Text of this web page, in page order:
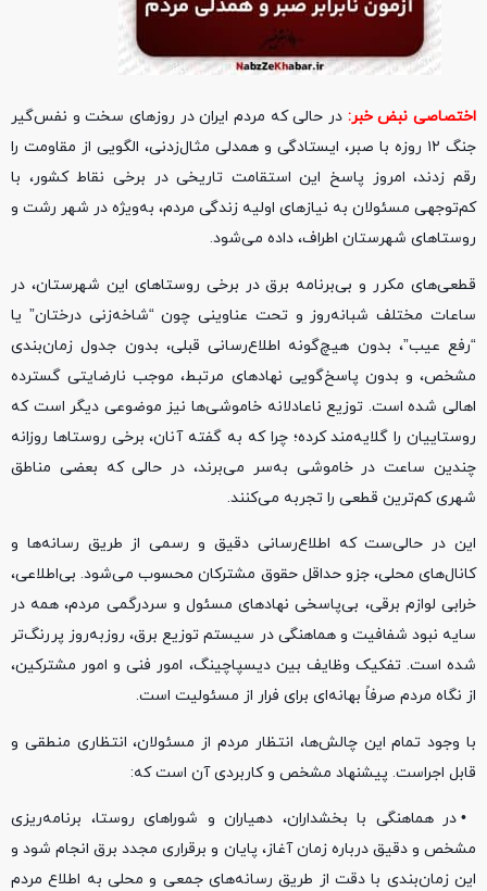
اختصاصی نبض خبر: در حالی که مردم ایران در روزهای سخت و نفس‌گیر
جنگ ۱۲ روزه با صبر، ایستادگی و همدلی مثال‌زدنی، الگویی از مقاومت را
رقم زدند، امروز پاسخ این استقامت تاریخی در برخی نقاط کشور، با
کم‌توجهی مسئولان به نیازهای اولیه زندگی مردم، به‌ویژه در شهر رشت و
روستاهای شهرستان اطراف، داده می‌شود.
قطعی‌های مکرر و بی‌برنامه برق در برخی روستاهای این شهرستان، در
ساعات مختلف شبانه‌روز و تحت عناوینی چون “شاخه‌زنی درختان” یا
“رفع عیب”، بدون هیچ‌گونه اطلاع‌رسانی قبلی، بدون جدول زمان‌بندی
مشخص، و بدون پاسخ‌گویی نهادهای مرتبط، موجب نارضایتی گسترده
اهالی شده است. توزیع ناعادلانه خاموشی‌ها نیز موضوعی دیگر است که
روستاییان را گلایه‌مند کرده؛ چرا که به گفته آنان، برخی روستاها روزانه
چندین ساعت در خاموشی به‌سر می‌برند، در حالی که بعضی مناطق
شهری کم‌ترین قطعی را تجربه می‌کنند.
این در حالی‌ست که اطلاع‌رسانی دقیق و رسمی از طریق رسانه‌ها و
کانال‌های محلی، جزو حداقل حقوق مشترکان محسوب می‌شود. بی‌اطلاعی،
خرابی لوازم برقی، بی‌پاسخی نهادهای مسئول و سردرگمی مردم، همه در
سایه نبود شفافیت و هماهنگی در سیستم توزیع برق، روز‌به‌روز پررنگ‌تر
شده است. تفکیک وظایف بین دیسپاچینگ، امور فنی و امور مشترکین،
از نگاه مردم صرفاً بهانه‌ای برای فرار از مسئولیت است.
با وجود تمام این چالش‌ها، انتظار مردم از مسئولان، انتظاری منطقی و
قابل اجراست. پیشنهاد مشخص و کاربردی آن است که:
• در هماهنگی با بخشداران، دهیاران و شوراهای روستا، برنامه‌ریزی
مشخص و دقیق درباره زمان آغاز، پایان و برقراری مجدد برق انجام شود و
این زمان‌بندی با دقت از طریق رسانه‌های جمعی و محلی به اطلاع مردم